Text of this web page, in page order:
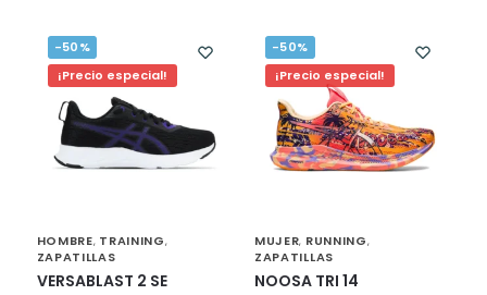
-50%
¡Precio especial!
HOMBRE, TRAINING,
ZAPATILLAS
VERSABLAST 2 SE
-50%
¡Precio especial!
MUJER, RUNNING,
ZAPATILLAS
NOOSA TRI 14